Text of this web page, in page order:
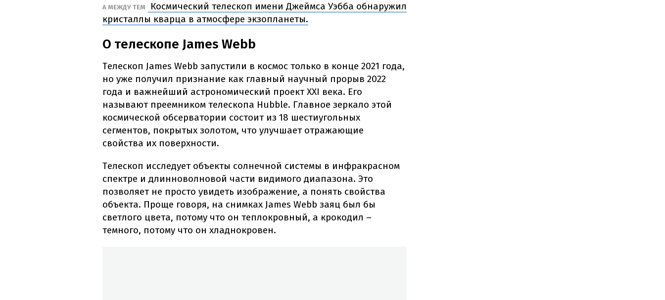
А МЕЖДУ ТЕМ
Космический телескоп имени Джеймса Уэбба обнаружил
кристаллы кварца в атмосфере экзопланеты.
О телескопе James Webb
Телескоп James Webb запустили в космос только в конце 2021 года,
но уже получил признание как главный научный прорыв 2022
года и важнейший астрономический проект XXI века. Его
называют преемником телескопа Hubble. Главное зеркало этой
космической обсерватории состоит из 18 шестиугольных
сегментов, покрытых золотом, что улучшает отражающие
свойства их поверхности.
Телескоп исследует объекты солнечной системы в инфракрасном
спектре и длинноволновой части видимого диапазона. Это
позволяет не просто увидеть изображение, а понять свойства
объекта. Проще говоря, на снимках James Webb заяц был бы
светлого цвета, потому что он теплокровный, а крокодил –
темного, потому что он хладнокровен.